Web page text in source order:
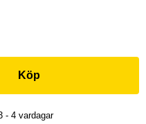
Köp
- 4 vardagar